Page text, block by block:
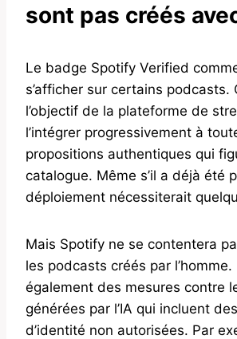
sont pas créés
Le badge Spotify Verified
s’afficher sur certains podcasts.
l’objectif de la plateforme de
l’intégrer progressivement à
propositions authentiques qui
catalogue. Même s’il a déjà été
déploiement nécessiterait
Mais Spotify ne se contentera
les podcasts créés par l’homme.
également des mesures contre
générées par l’IA qui incluent
d’identité non autorisées. Par